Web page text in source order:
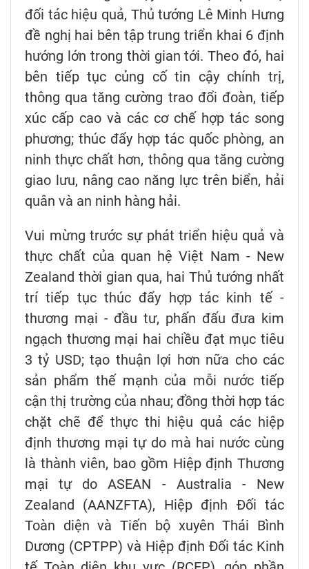
đối tác hiệu quả, Thủ tướng Lê Minh Hưng
đề nghị hai bên tập trung triển khai 6 định
hướng lớn trong thời gian tới. Theo đó, hai
bên tiếp tục củng cố tin cậy chính trị,
thông qua tăng cường trao đổi đoàn, tiếp
xúc cấp cao và các cơ chế hợp tác song
phương; thúc đẩy hợp tác quốc phòng, an
ninh thực chất hơn, thông qua tăng cường
giao lưu, nâng cao năng lực trên biển, hải
quân và an ninh hàng hải.
Vui mừng trước sự phát triển hiệu quả và
thực chất của quan hệ Việt Nam - New
Zealand thời gian qua, hai Thủ tướng nhất
trí tiếp tục thúc đẩy hợp tác kinh tế -
thương mại - đầu tư, phấn đấu đưa kim
ngạch thương mại hai chiều đạt mục tiêu
3 tỷ USD; tạo thuận lợi hơn nữa cho các
sản phẩm thế mạnh của mỗi nước tiếp
cận thị trường của nhau; đồng thời hợp tác
chặt chẽ để thực thi hiệu quả các hiệp
định thương mại tự do mà hai nước cùng
là thành viên, bao gồm Hiệp định Thương
mại tự do ASEAN - Australia - New
Zealand (AANZFTA), Hiệp định Đối tác
Toàn diện và Tiến bộ xuyên Thái Bình
Dương (CPTPP) và Hiệp định Đối tác Kinh